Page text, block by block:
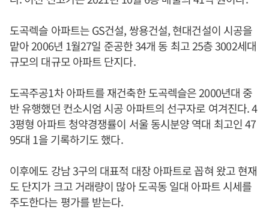
도곡렉슬 아파트는 GS건설, 쌍용건설, 현대건설이 시공을
맡아 2006년 1월27일 준공한 34개 동 최고 25층 3002세대
규모의 대규모 아파트 단지다.
도곡주공1차 아파트를 재건축한 도곡렉슬은 2000년대 중
반 유행했던 컨소시엄 시공 아파트의 선구자로 여겨진다. 4
3평형 아파트 청약경쟁률이 서울 동시분양 역대 최고인 47
95대 1을 기록하기도 했다.
이후에도 강남 3구의 대표적 대장 아파트로 꼽혀 왔고 현재
도 단지가 크고 거래량이 많아 도곡동 일대 아파트 시세를
주도한다는 평가를 받는다.